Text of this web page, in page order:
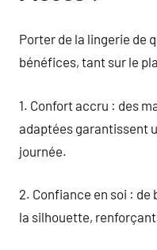
Porter de la lingerie de
bénéfices, tant sur le
1. Confort accru : des
adaptées garantissent
journée.
2. Confiance en soi :
la silhouette, renforçant